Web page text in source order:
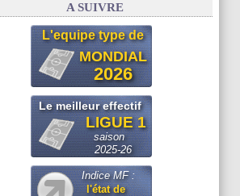
A SUIVRE
L'equipe type de
MONDIAL
2026
Le meilleur effectif
LIGUE 1
saison
2025-26
Indice MF :
l'état de